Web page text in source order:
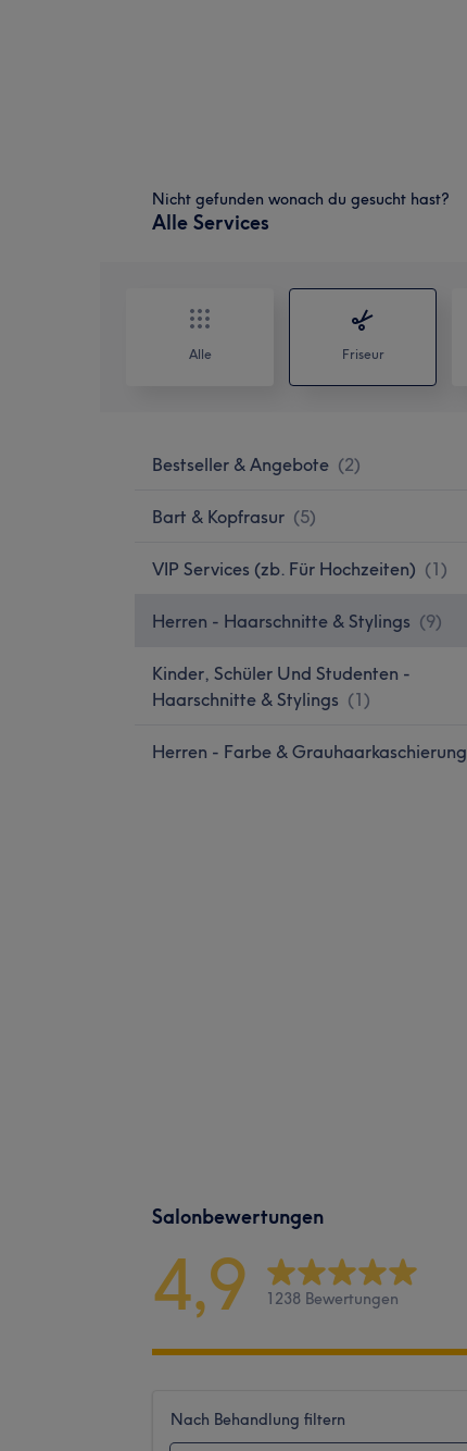
Nicht gefunden wonach du gesucht hast?
Alle Services
Alle Friseur
Bestseller & Angebote (2)
Bart & Kopfrasur (5)
VIP Services (zb. Für Hochzeiten) (1)
Herren - Haarschnitte & Stylings (9)
Kinder, Schüler Und Studenten -
Haarschnitte & Stylings (1)
Herren - Farbe & Grauhaarkaschierung
Salonbewertungen
4,9 1238 Bewertungen
Nach Behandlung filtern